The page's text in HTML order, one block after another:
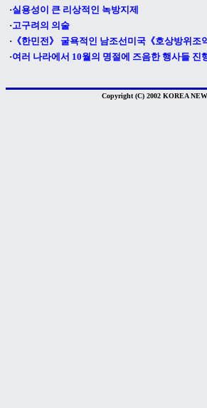
·실용성이 큰 리상적인 녹방지제
·고구려의 의술
· 《한민전》 굴욕적인 남조선미국《호상방위조
·여러 나라에서 10월의 명절에 즈음한 행사들 진
Copyright (C) 2002 KOREA